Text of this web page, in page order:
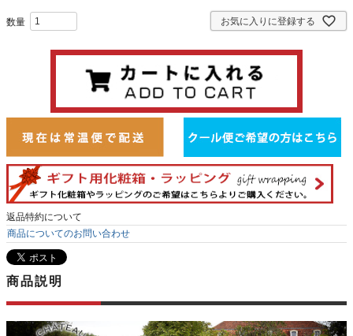
お気に入りに登録する
返品特約について
商品についてのお問い合わせ
商品説明